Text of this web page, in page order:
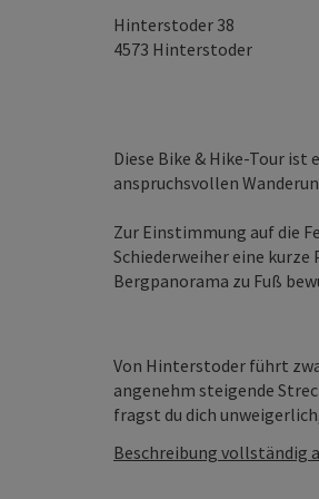
Hinterstoder 38
4573 Hinterstoder
Diese Bike & Hike-Tour
anspruchsvollen
Zur Einstimmung auf die
Schiederweiher eine
Bergpanorama zu Fuß
Von Hinterstoder führt
angenehm steigende
fragst du dich
Beschreibung vollständig